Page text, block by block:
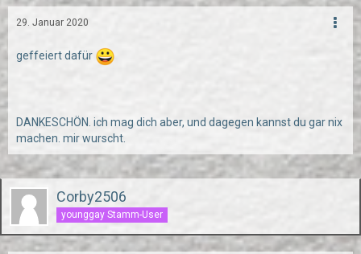
29. Januar 2020
geffeiert dafür
DANKESCHÖN. ich mag dich aber, und dagegen kannst du gar nix
machen. mir wurscht.
Corby2506
younggay Stamm-User